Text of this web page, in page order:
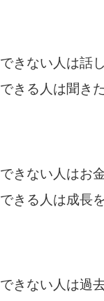
できない人は話
できる人は聞き
できない人はお
できる人は成長
できない人は過